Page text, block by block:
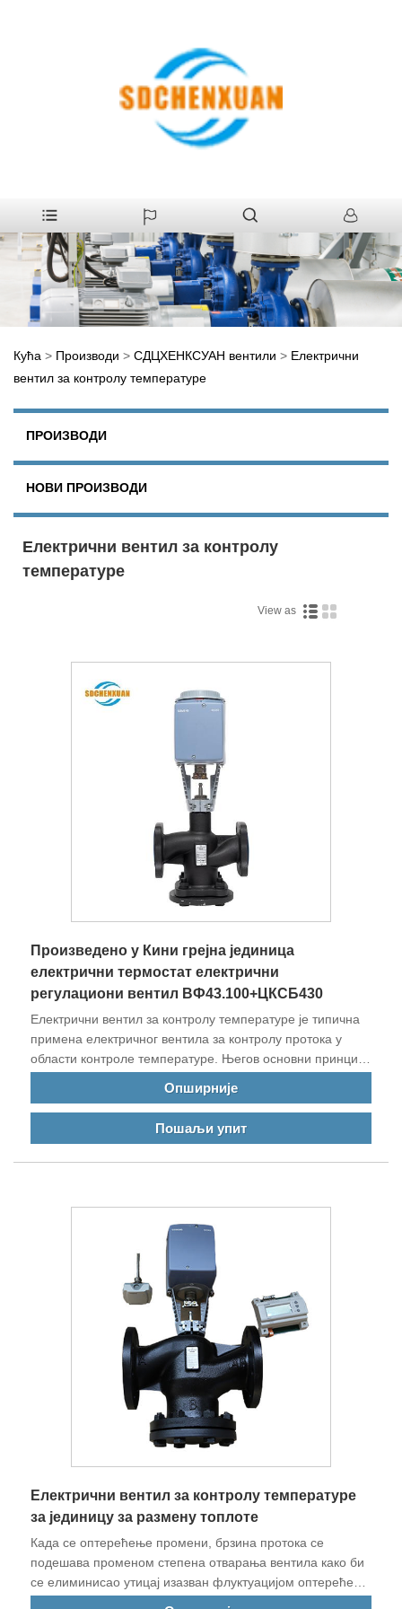
Кућа > Производи > СДЦХЕНКСУАН вентили > Електрични
вентил за контролу температуре
ПРОИЗВОДИ
НОВИ ПРОИЗВОДИ
Електрични вентил за контролу
температуре
View as
Произведено у Кини грејна јединица
електрични термостат електрични
регулациони вентил ВФ43.100+ЦКСБ430
Електрични вентил за контролу температуре је типична
примена електричног вентила за контролу протока у
области контроле температуре. Његов основни принцип
контролисањем улазног тока измењивача топлоте,
опреме и примарног топлотног (хладног) медијума. Када
Опширније
Пошаљи упит
Електрични вентил за контролу температуре
за јединицу за размену топлоте
Када се оптерећење промени, брзина протока се
подешава променом степена отварања вентила како би
се елиминисао утицај изазван флуктуацијом оптерећења